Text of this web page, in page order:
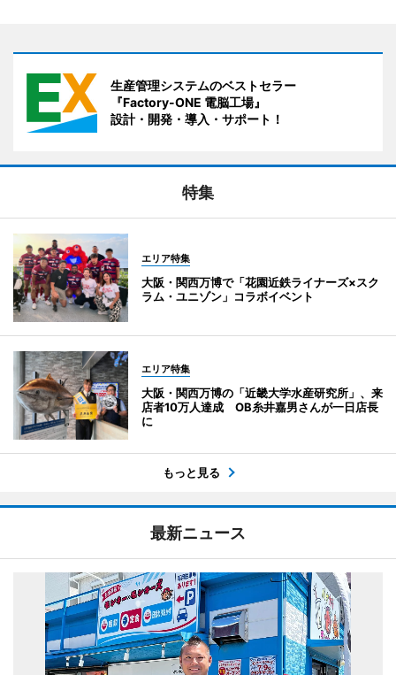
生産管理システムのベストセラー
『Factory-ONE 電脳工場』
設計・開発・導入・サポート！
特集
エリア特集
大阪・関西万博で「花園近鉄ライナーズ×スク
ラム・ユニゾン」コラボイベント
エリア特集
大阪・関西万博の「近畿大学水産研究所」、来
店者10万人達成 OB糸井嘉男さんが一日店長
に
もっと見る
最新ニュース